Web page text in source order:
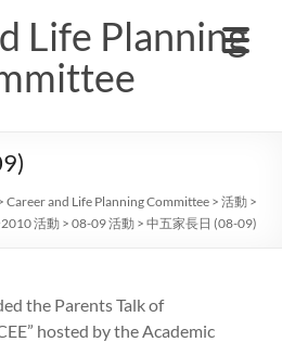
Life Planning
Career and Life Planning Committee >活動 >
活動 >08-09 活動 >中五家長日 (08-09)
the Parents Talk of
hosted by the Academic